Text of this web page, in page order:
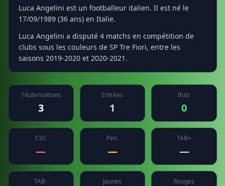
Luca Angelini est un footballeur italien. Il est né le
17/09/1989 (36 ans) en Italie.
Luca Angelini a disputé 4 matchs en compétition de
clubs sous les couleurs de SP Tre Fiori, entre les
saisons 2019-2020 et 2020-2021.
Titularisations
3
Entrées
1
Buts
0
CSC
—
Pen.
—
TAB+
—
TAB- Jaunes Rouges